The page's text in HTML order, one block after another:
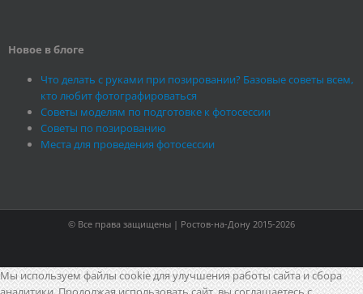
Новое в блоге
Что делать с руками при позировании? Базовые советы всем,
кто любит фотографироваться
Советы моделям по подготовке к фотосессии
Советы по позированию
Места для проведения фотосессии
© Все права защищены | Ростов-на-Дону 2015-2026
Мы используем файлы cookie для улучшения работы сайта и сбора